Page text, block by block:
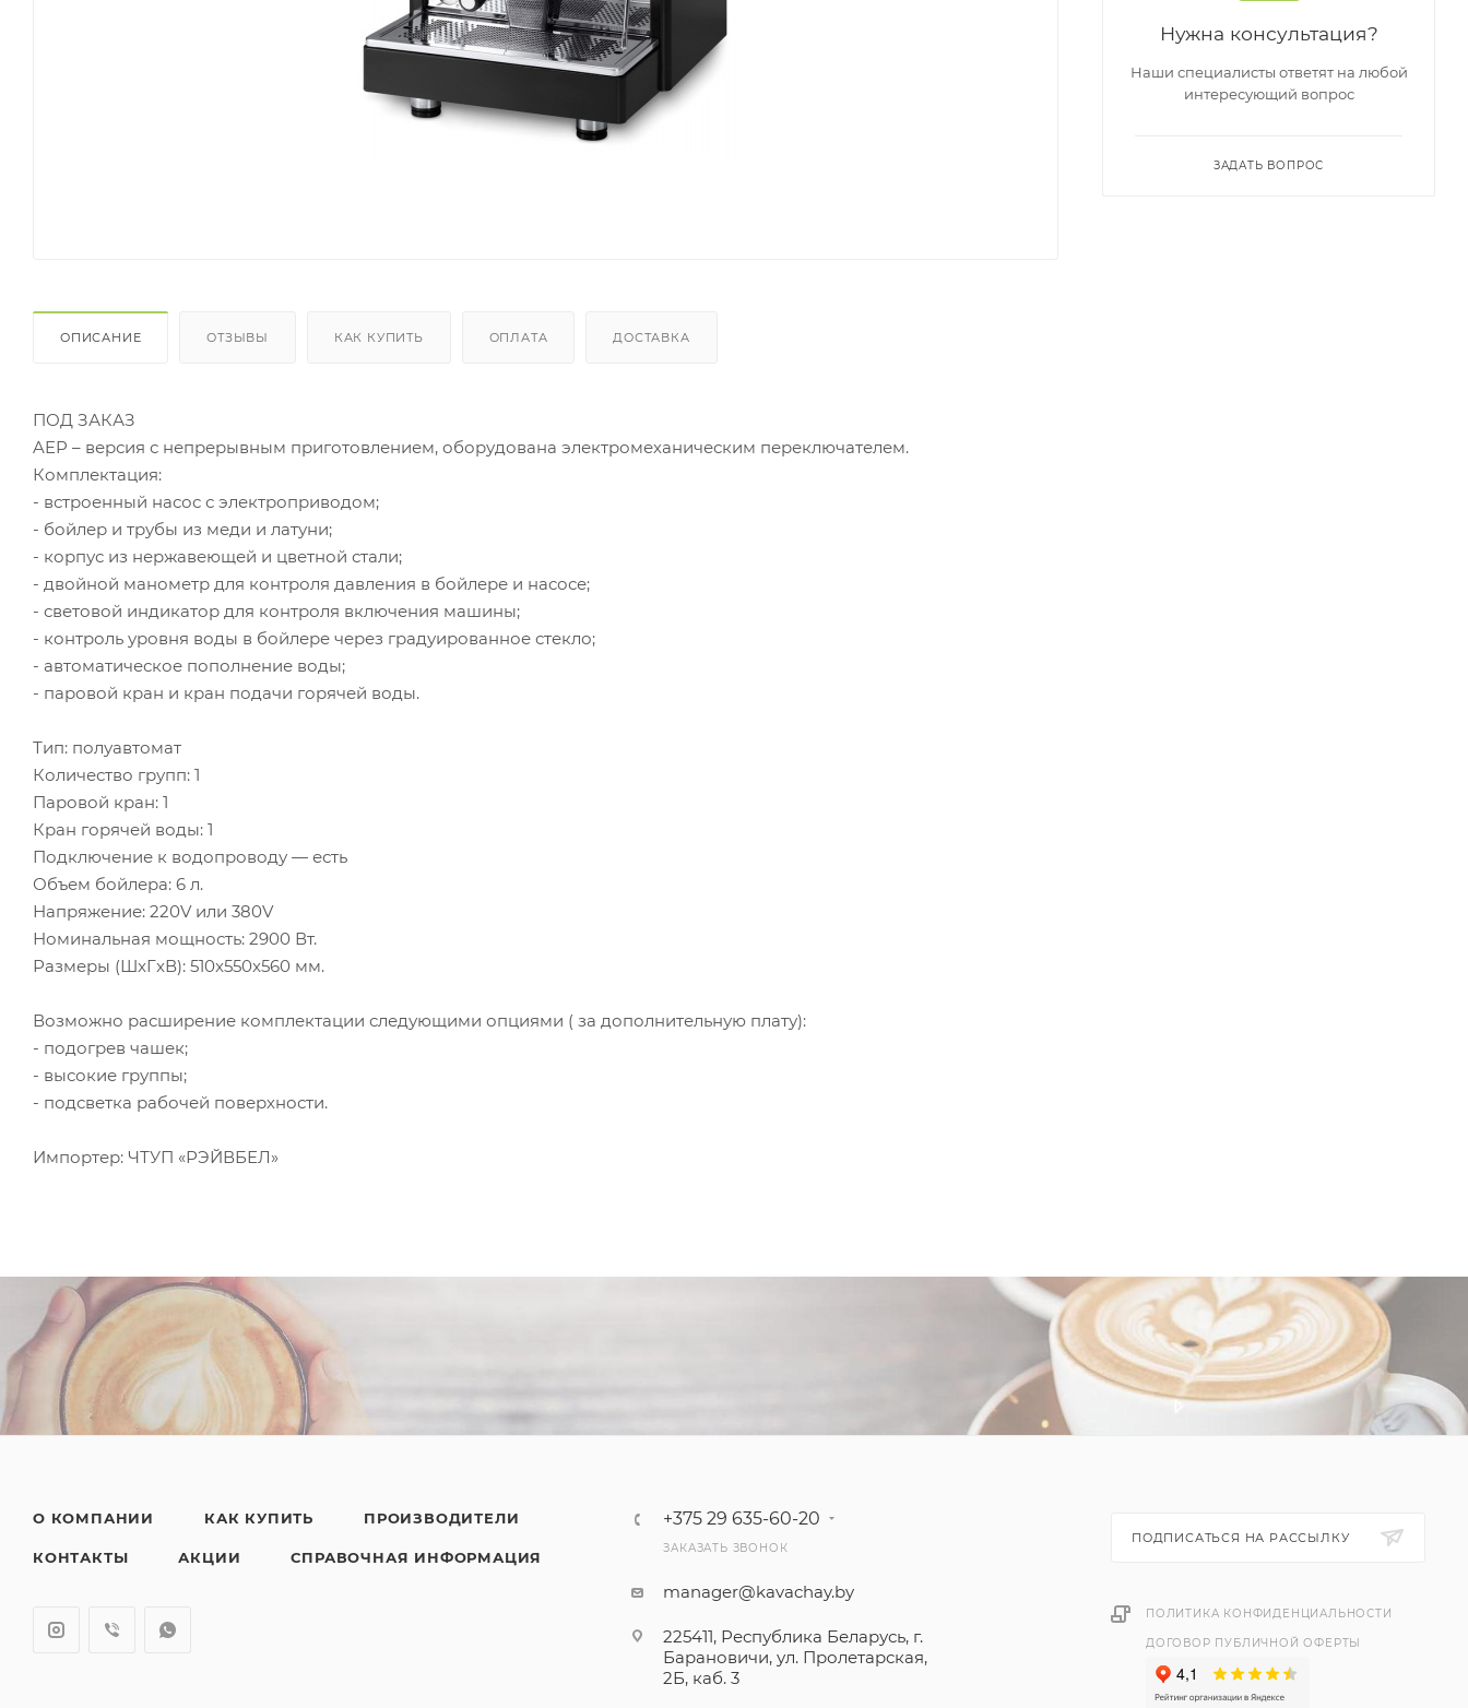
ОПИСАНИЕ ОТЗЫВЫ КАК КУПИТЬ ОПЛАТА ДОСТАВКА
ПОД ЗАКАЗ
AEP – версия с непрерывным приготовлением, оборудована электромеханическим переключателем.
Комплектация:
- встроенный насос с электроприводом;
- бойлер и трубы из меди и латуни;
- корпус из нержавеющей и цветной стали;
- двойной манометр для контроля давления в бойлере и насосе;
- световой индикатор для контроля включения машины;
- контроль уровня воды в бойлере через градуированное стекло;
- автоматическое пополнение воды;
- паровой кран и кран подачи горячей воды.
Тип: полуавтомат
Количество групп: 1
Паровой кран: 1
Кран горячей воды: 1
Подключение к водопроводу — есть
Объем бойлера: 6 л.
Напряжение: 220V или 380V
Номинальная мощность: 2900 Вт.
Размеры (ШxГxВ): 510x550x560 мм.
Возможно расширение комплектации следующими опциями ( за дополнительную плату):
- подогрев чашек;
- высокие группы;
- подсветка рабочей поверхности.
Импортер: ЧТУП «РЭЙВБЕЛ»
Нужна консультация?
Наши специалисты ответят на любой
интересующий вопрос
ЗАДАТЬ ВОПРОС
О КОМПАНИИ КАК КУПИТЬ ПРОИЗВОДИТЕЛИ
КОНТАКТЫ АКЦИИ СПРАВОЧНАЯ ИНФОРМАЦИЯ
+375 29 635-60-20
ЗАКАЗАТЬ ЗВОНОК
manager@kavachay.by
225411, Республика Беларусь, г.
Барановичи, ул. Пролетарская,
2Б, каб. 3
ПОДПИСАТЬСЯ НА РАССЫЛКУ
ПОЛИТИКА КОНФИДЕНЦИАЛЬНОСТИ
ДОГОВОР ПУБЛИЧНОЙ ОФЕРТЫ